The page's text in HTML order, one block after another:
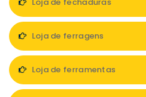
Loja de fechaduras
Loja de ferragens
Loja de ferramentas